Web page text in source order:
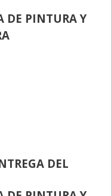
DE PINTURA Y
DEL